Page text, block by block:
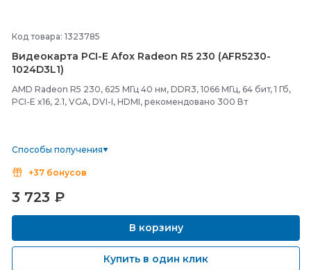
Код товара: 1323785
Видеокарта PCI-E Afox Radeon R5 230 (AFR5230-
1024D3L1)
AMD Radeon R5 230, 625 МГц 40 нм, DDR3, 1066 МГц, 64 бит, 1 Гб,
PCI-E x16, 2.1, VGA, DVI-I, HDMI, рекомендовано 300 Вт
Способы получения
+37 бонусов
3 723 ₽
В корзину
Купить в один клик